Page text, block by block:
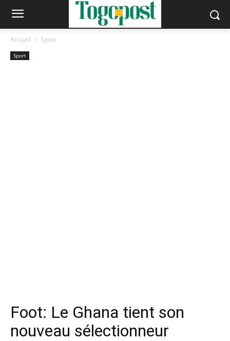
Accueil Sport
Sport
Foot: Le Ghana tient son
nouveau sélectionneur